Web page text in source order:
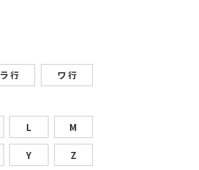
ラ 行 ワ 行
L M
Y Z